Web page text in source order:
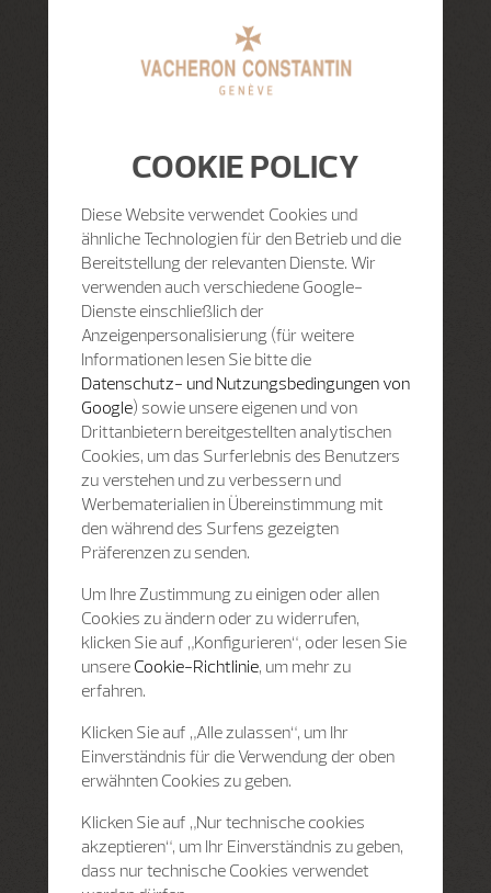
COOKIE POLICY
Diese Website verwendet Cookies und
ähnliche Technologien für den Betrieb und die
Bereitstellung der relevanten Dienste. Wir
verwenden auch verschiedene Google-
Dienste einschließlich der
Anzeigenpersonalisierung (für weitere
Informationen lesen Sie bitte die
Datenschutz- und Nutzungsbedingungen von
Google) sowie unsere eigenen und von
Drittanbietern bereitgestellten analytischen
Cookies, um das Surferlebnis des Benutzers
zu verstehen und zu verbessern und
Werbematerialien in Übereinstimmung mit
den während des Surfens gezeigten
Präferenzen zu senden.
Um Ihre Zustimmung zu einigen oder allen
Cookies zu ändern oder zu widerrufen,
klicken Sie auf „Konfigurieren“, oder lesen Sie
unsere Cookie-Richtlinie, um mehr zu
erfahren.
Klicken Sie auf „Alle zulassen“, um Ihr
Einverständnis für die Verwendung der oben
erwähnten Cookies zu geben.
Klicken Sie auf „Nur technische cookies
akzeptieren“, um Ihr Einverständnis zu geben,
dass nur technische Cookies verwendet